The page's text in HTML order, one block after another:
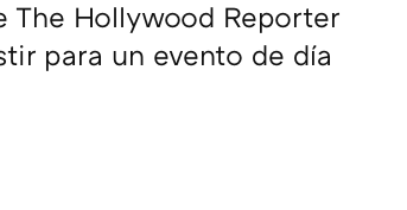
The Hollywood Reporter
para un evento de día